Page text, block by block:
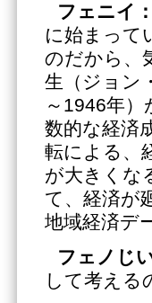
フェニイ：
に始まって
のだから、
生（ジョン
～1946年
数的な経済
転による、
が大きくな
て、経済が
地域経済デ
フェノじ
して考える